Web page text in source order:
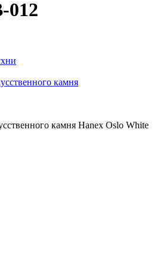
012
камня
камня Hanex Oslo White